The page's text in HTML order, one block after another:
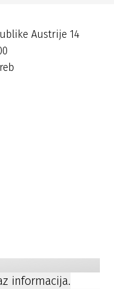
Austrije 14
informacija.